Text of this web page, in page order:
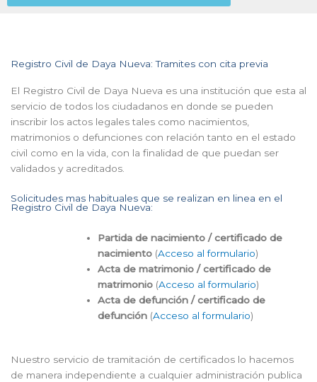
Registro Civil de Daya Nueva: Tramites con cita previa
El Registro Civil de Daya Nueva es una institución que esta al
servicio de todos los ciudadanos en donde se pueden
inscribir los actos legales tales como nacimientos,
matrimonios o defunciones con relación tanto en el estado
civil como en la vida, con la finalidad de que puedan ser
validados y acreditados.
Solicitudes mas habituales que se realizan en linea en el
Registro Civil de Daya Nueva:
Partida de nacimiento / certificado de
nacimiento (Acceso al formulario)
Acta de matrimonio / certificado de
matrimonio (Acceso al formulario)
Acta de defunción / certificado de
defunción (Acceso al formulario)
Nuestro servicio de tramitación de certificados lo hacemos
de manera independiente a cualquier administración publica